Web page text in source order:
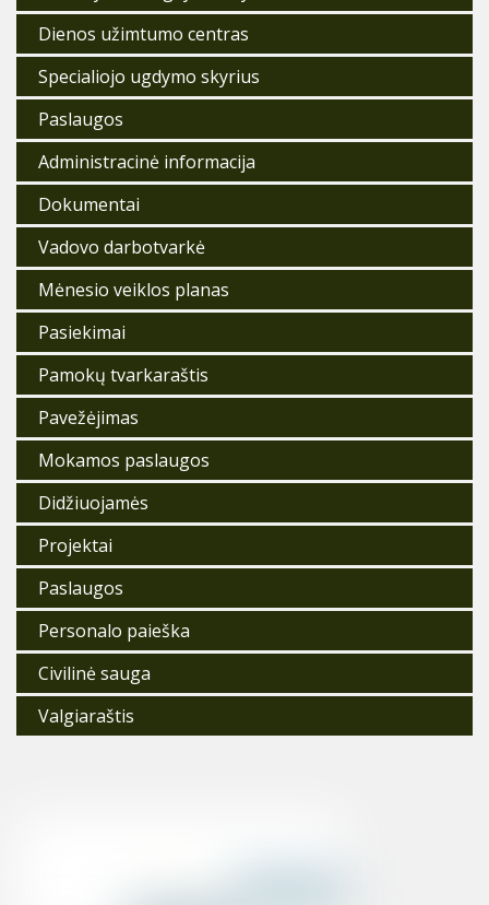
Dienos užimtumo centras
Specialiojo ugdymo skyrius
Paslaugos
Administracinė informacija
Dokumentai
Vadovo darbotvarkė
Mėnesio veiklos planas
Pasiekimai
Pamokų tvarkaraštis
Pavežėjimas
Mokamos paslaugos
Didžiuojamės
Projektai
Paslaugos
Personalo paieška
Civilinė sauga
Valgiaraštis